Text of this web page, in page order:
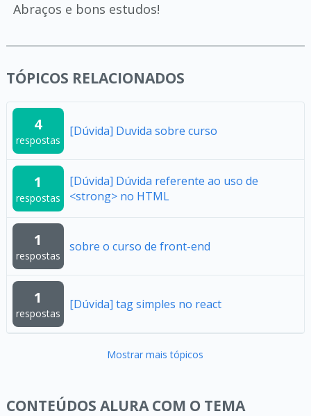
Abraços e bons estudos!
TÓPICOS RELACIONADOS
4
respostas
[Dúvida] Duvida sobre curso
1
respostas
[Dúvida] Dúvida referente ao uso de
<strong> no HTML
1
respostas
sobre o curso de front-end
1
respostas
[Dúvida] tag simples no react
Mostrar mais tópicos
CONTEÚDOS ALURA COM O TEMA